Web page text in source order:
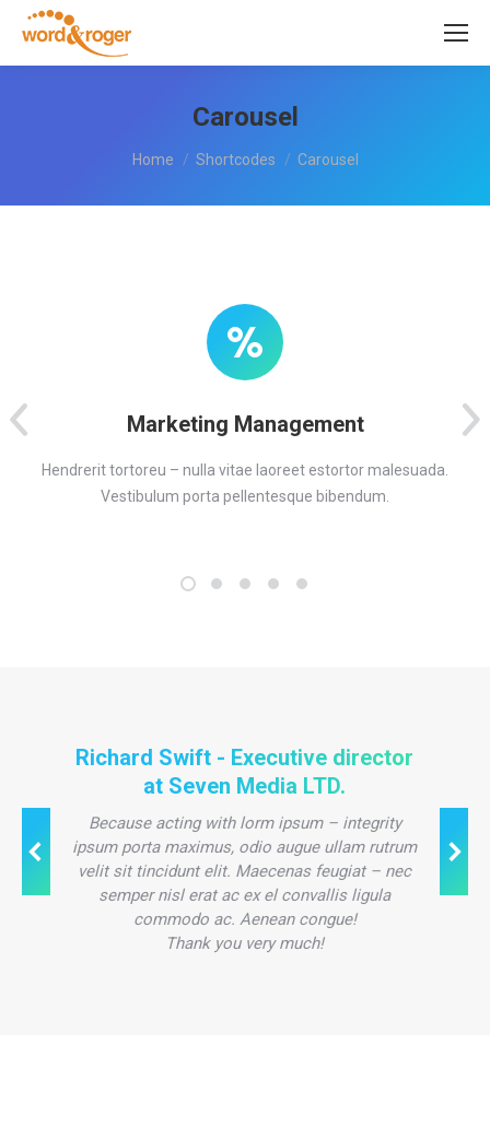
Carousel
You are here:
Home Shortcodes Carousel
Marketing Management
Hendrerit tortoreu – nulla vitae laoreet estortor malesuada.
Vestibulum porta pellentesque bibendum.
Richard Swift - Executive director
at Seven Media LTD.
Because acting with lorm ipsum – integrity
ipsum porta maximus, odio augue ullam rutrum
velit sit tincidunt elit. Maecenas feugiat – nec
semper nisl erat ac ex el convallis ligula
commodo ac. Aenean congue!
Thank you very much!